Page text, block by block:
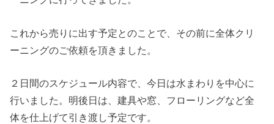
これから売りに出す予定とのことで、その前に全体クリ
ーニングのご依頼を頂きました。
２日間のスケジュール内容で、今日は水まわりを中心に
行いました。明後日は、建具や窓、フローリングなど全
体を仕上げて引き渡し予定です。